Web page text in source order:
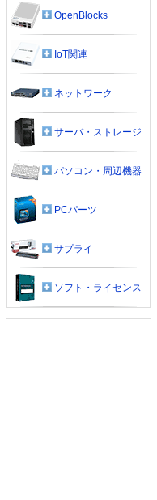
OpenBlocks
IoT関連
ネットワーク
サーバ・ストレージ
パソコン・周辺機器
PCパーツ
サプライ
ソフト・ライセンス